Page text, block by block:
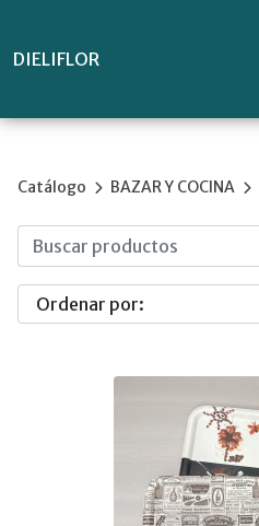
DIELIFLOR
Catálogo BAZAR Y COCINA